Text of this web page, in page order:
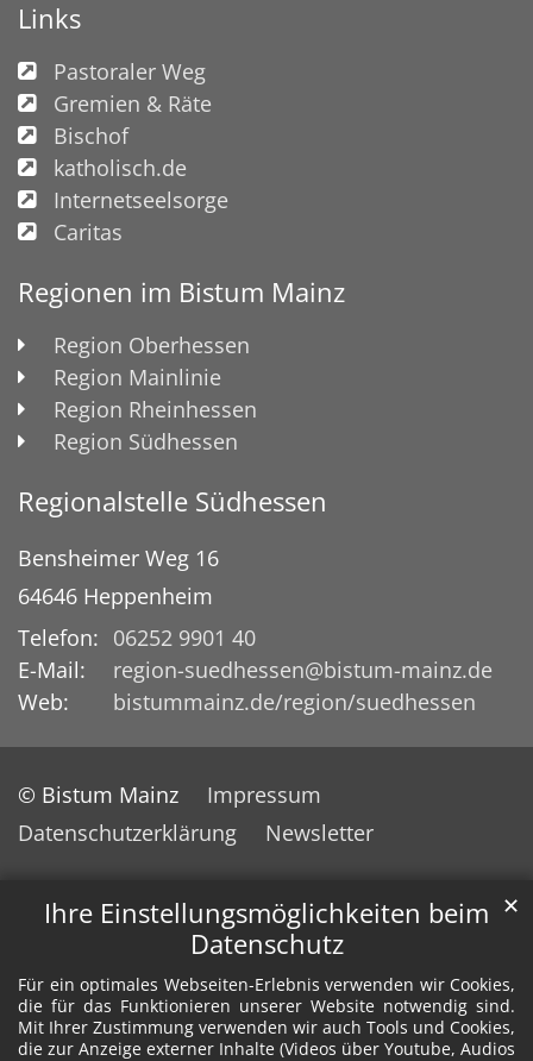
Ihre Einstellungsmöglichkeiten beim
Datenschutz
Für ein optimales Webseiten-Erlebnis verwenden wir Cookies,
die für das Funktionieren unserer Website notwendig sind.
Mit Ihrer Zustimmung verwenden wir auch Tools und Cookies,
die zur Anzeige externer Inhalte (Videos über Youtube, Audios
✕
Links
Pastoraler Weg
Gremien & Räte
Bischof
katholisch.de
Internetseelsorge
Caritas
Regionen im Bistum Mainz
Region Oberhessen
Region Mainlinie
Region Rheinhessen
Region Südhessen
Regionalstelle Südhessen
Bensheimer Weg 16
64646 Heppenheim
Telefon: 06252 9901 40
E-Mail:
region-suedhessen@bistum-mainz.de
Web:
bistummainz.de/region/suedhessen
© Bistum Mainz
Impressum
Datenschutzerklärung
Newsletter